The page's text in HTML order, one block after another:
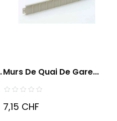
Murs De Quai De Gare...
7,15 CHF